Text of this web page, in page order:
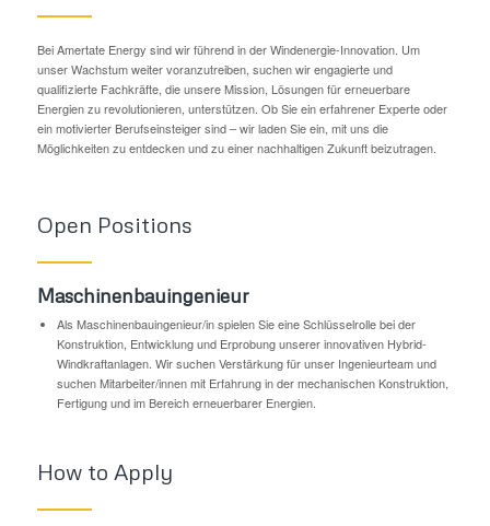
Bei Amertate Energy sind wir führend in der Windenergie-Innovation. Um
unser Wachstum weiter voranzutreiben, suchen wir engagierte und
qualifizierte Fachkräfte, die unsere Mission, Lösungen für erneuerbare
Energien zu revolutionieren, unterstützen. Ob Sie ein erfahrener Experte oder
ein motivierter Berufseinsteiger sind – wir laden Sie ein, mit uns die
Möglichkeiten zu entdecken und zu einer nachhaltigen Zukunft beizutragen.
Open Positions
Maschinenbauingenieur
Als Maschinenbauingenieur/in spielen Sie eine Schlüsselrolle bei der
Konstruktion, Entwicklung und Erprobung unserer innovativen Hybrid-
Windkraftanlagen. Wir suchen Verstärkung für unser Ingenieurteam und
suchen Mitarbeiter/innen mit Erfahrung in der mechanischen Konstruktion,
Fertigung und im Bereich erneuerbarer Energien.
How to Apply